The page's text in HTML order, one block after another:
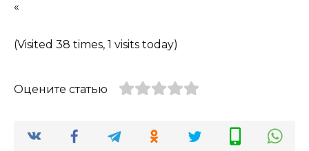
«
(Visited 38 times, 1 visits today)
Оцените статью